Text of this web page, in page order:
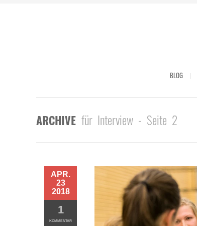
BLOG
ARCHIVE für Interview - Seite 2
APR.
23
2018
1
KOMMENTAR